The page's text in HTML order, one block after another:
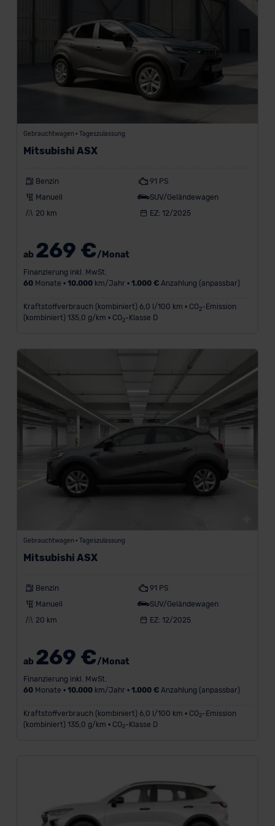
Gebrauchtwagen • Tageszulassung
Mitsubishi ASX
Benzin
91 PS
Manuell
SUV/Geländewagen
20 km
EZ: 12/2025
ab 269 €/Monat
Finanzierung inkl. MwSt.
60Monate • 10.000km/Jahr • 1.000 €Anzahlung (anpassbar)
Kraftstoffverbrauch (kombiniert) 6,0 l/100 km • CO 2-Emission
(kombiniert) 135,0 g/km • CO 2-Klasse D
Gebrauchtwagen • Tageszulassung
Mitsubishi ASX
Benzin
91 PS
Manuell
SUV/Geländewagen
20 km
EZ: 12/2025
ab 269 €/Monat
Finanzierung inkl. MwSt.
60Monate • 10.000km/Jahr • 1.000 €Anzahlung (anpassbar)
Kraftstoffverbrauch (kombiniert) 6,0 l/100 km • CO 2-Emission
(kombiniert) 135,0 g/km • CO 2-Klasse D